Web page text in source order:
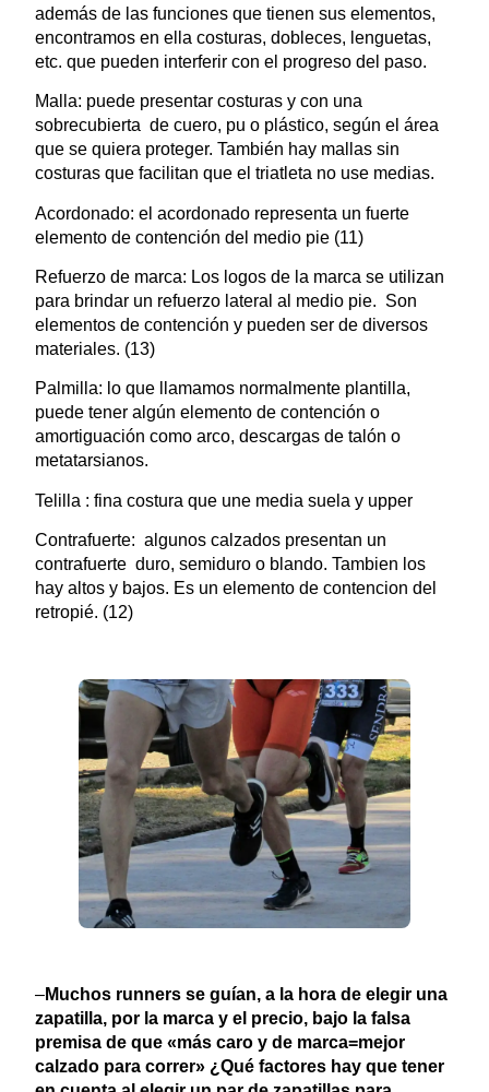
además de las funciones que tienen sus elementos,
encontramos en ella costuras, dobleces, lenguetas,
etc. que pueden interferir con el progreso del paso.
Malla: puede presentar costuras y con una
sobrecubierta de cuero, pu o plástico, según el área
que se quiera proteger. También hay mallas sin
costuras que facilitan que el triatleta no use medias.
Acordonado: el acordonado representa un fuerte
elemento de contención del medio pie (11)
Refuerzo de marca: Los logos de la marca se utilizan
para brindar un refuerzo lateral al medio pie. Son
elementos de contención y pueden ser de diversos
materiales. (13)
Palmilla: lo que llamamos normalmente plantilla,
puede tener algún elemento de contención o
amortiguación como arco, descargas de talón o
metatarsianos.
Telilla : fina costura que une media suela y upper
Contrafuerte: algunos calzados presentan un
contrafuerte duro, semiduro o blando. Tambien los
hay altos y bajos. Es un elemento de contencion del
retropié. (12)
–Muchos runners se guían, a la hora de elegir una
zapatilla, por la marca y el precio, bajo la falsa
premisa de que «más caro y de marca=mejor
calzado para correr» ¿Qué factores hay que tener